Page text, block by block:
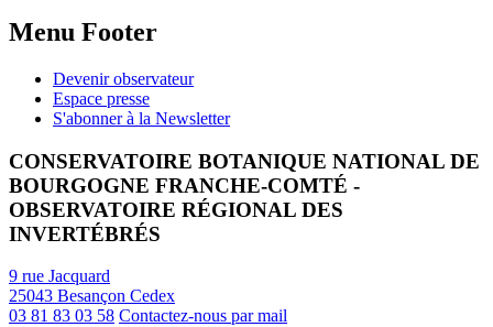
Menu Footer
Devenir observateur
Espace presse
S'abonner à la Newsletter
CONSERVATOIRE BOTANIQUE NATIONAL DE
BOURGOGNE FRANCHE-COMTÉ -
OBSERVATOIRE RÉGIONAL DES
INVERTÉBRÉS
9 rue Jacquard
25043 Besançon Cedex
03 81 83 03 58 Contactez-nous par mail